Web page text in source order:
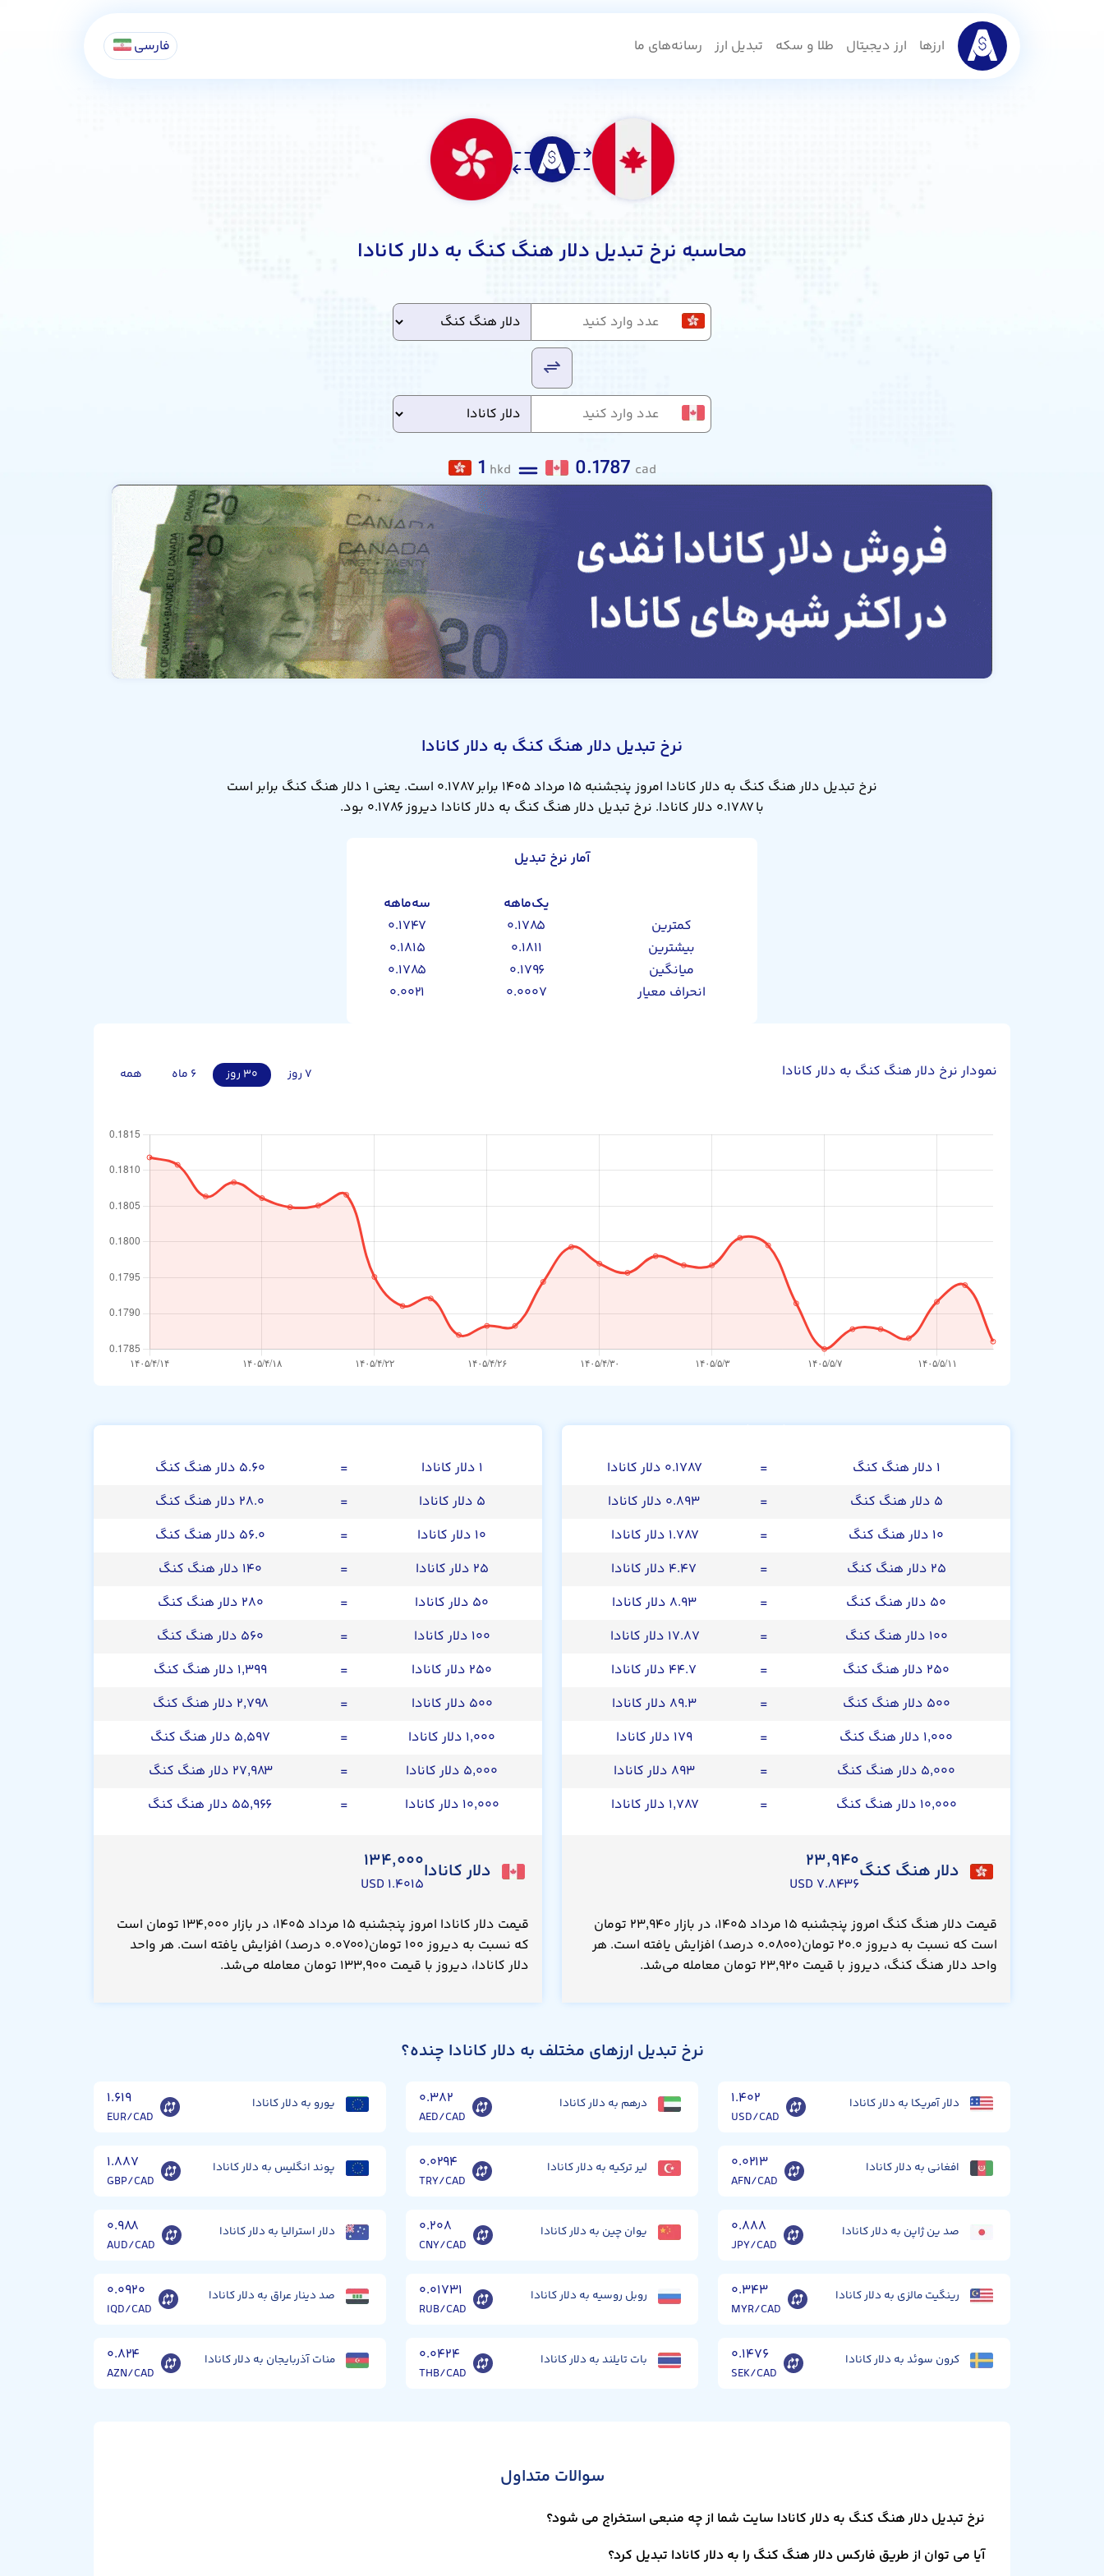
ارزها ارز دیجیتال طلا و سکه تبدیل ارز رسانه‌های ما فارسی
محاسبه نرخ تبدیل دلار هنگ کنگ به دلار کانادا
1 hkd 0.1787 cad
نرخ تبدیل دلار هنگ کنگ به دلار کانادا
نرخ تبدیل دلار هنگ کنگ به دلار کانادا امروز پنجشنبه ۱۵ مرداد ۱۴۰۵ برابر ۰.۱۷۸۷ است. یعنی ۱ دلار هنگ کنگ برابر است
با ۰.۱۷۸۷ دلار کانادا. نرخ تبدیل دلار هنگ کنگ به دلار کانادا دیروز ۰.۱۷۸۶ بود.
آمار نرخ تبدیل
یک‌ماهه
سه‌ماهه
کمترین
۰.۱۷۸۵
۰.۱۷۴۷
بیشترین
۰.۱۸۱۱
۰.۱۸۱۵
میانگین
۰.۱۷۹۶
۰.۱۷۸۵
انحراف معیار
۰.۰۰۰۷ ۰.۰۰۲۱
نمودار نرخ دلار هنگ کنگ به دلار کانادا ۷ روز ۳۰ روز ۶ ماه همه
۱ دلار هنگ کنگ =
۰.۱۷۸۷ دلار کانادا
۵ دلار هنگ کنگ
=
۰.۸۹۳ دلار کانادا
۱۰ دلار هنگ کنگ
=
۱.۷۸۷ دلار کانادا
۲۵ دلار هنگ کنگ
=
۴.۴۷ دلار کانادا
۵۰ دلار هنگ کنگ
=
۸.۹۳ دلار کانادا
۱۰۰ دلار هنگ کنگ
=
۱۷.۸۷ دلار کانادا
۲۵۰ دلار هنگ کنگ
=
۴۴.۷ دلار کانادا
۵۰۰ دلار هنگ کنگ
=
۸۹.۳ دلار کانادا
۱,۰۰۰ دلار هنگ کنگ
=
۱۷۹ دلار کانادا
۵,۰۰۰ دلار هنگ کنگ
=
۸۹۳ دلار کانادا
۱۰,۰۰۰ دلار هنگ کنگ
= ۱,۷۸۷ دلار کانادا
دلار هنگ کنگ۲۳,۹۴۰
۷.۸۴۳۶ USD
قیمت دلار هنگ کنگ امروز پنجشنبه ۱۵ مرداد ۱۴۰۵، در بازار ۲۳,۹۴۰ تومان
است که نسبت به دیروز ۲۰.۰ تومان(۰.۰۸۰۰ درصد) افزایش یافته است. هر
واحد دلار هنگ کنگ، دیروز با قیمت ۲۳,۹۲۰ تومان معامله می‌شد.
۱ دلار کانادا =
۵.۶۰ دلار هنگ کنگ
۵ دلار کانادا
=
۲۸.۰ دلار هنگ کنگ
۱۰ دلار کانادا
=
۵۶.۰ دلار هنگ کنگ
۲۵ دلار کانادا
=
۱۴۰ دلار هنگ کنگ
۵۰ دلار کانادا
=
۲۸۰ دلار هنگ کنگ
۱۰۰ دلار کانادا
=
۵۶۰ دلار هنگ کنگ
۲۵۰ دلار کانادا
=
۱,۳۹۹ دلار هنگ کنگ
۵۰۰ دلار کانادا
=
۲,۷۹۸ دلار هنگ کنگ
۱,۰۰۰ دلار کانادا
=
۵,۵۹۷ دلار هنگ کنگ
۵,۰۰۰ دلار کانادا
=
۲۷,۹۸۳ دلار هنگ کنگ
۱۰,۰۰۰ دلار کانادا
= ۵۵,۹۶۶ دلار هنگ کنگ
دلار کانادا۱۳۴,۰۰۰
۱.۴۰۱۵ USD
قیمت دلار کانادا امروز پنجشنبه ۱۵ مرداد ۱۴۰۵، در بازار ۱۳۴,۰۰۰ تومان است
که نسبت به دیروز ۱۰۰ تومان(۰.۰۷۰۰ درصد) افزایش یافته است. هر واحد
دلار کانادا، دیروز با قیمت ۱۳۳,۹۰۰ تومان معامله می‌شد.
نرخ تبدیل ارزهای مختلف به دلار کانادا چنده؟
دلار آمریکا به دلار کانادا ۱.۴۰۲
USD/CAD
درهم به دلار کانادا ۰.۳۸۲
AED/CAD
یورو به دلار کانادا ۱.۶۱۹
EUR/CAD
افغانی به دلار کانادا ۰.۰۲۱۳
AFN/CAD
لیر ترکیه به دلار کانادا ۰.۰۲۹۴
TRY/CAD
پوند انگلیس به دلار کانادا ۱.۸۸۷
GBP/CAD
صد ین ژاپن به دلار کانادا ۰.۸۸۸
JPY/CAD
یوان چین به دلار کانادا ۰.۲۰۸
CNY/CAD
دلار استرالیا به دلار کانادا ۰.۹۸۸
AUD/CAD
رینگیت مالزی به دلار کانادا ۰.۳۴۳
MYR/CAD
روبل روسیه به دلار کانادا ۰.۰۱۷۳۱
RUB/CAD
صد دینار عراق به دلار کانادا ۰.۰۹۲۰
IQD/CAD
کرون سوئد به دلار کانادا ۰.۱۴۷۶
SEK/CAD
بات تایلند به دلار کانادا ۰.۰۴۲۴
THB/CAD
منات آذربایجان به دلار کانادا ۰.۸۲۴
AZN/CAD
سوالات متداول
نرخ تبدیل دلار هنگ کنگ به دلار کانادا سایت شما از چه منبعی استخراج می شود؟
آیا می توان از طریق فارکس دلار هنگ کنگ را به دلار کانادا تبدیل کرد؟